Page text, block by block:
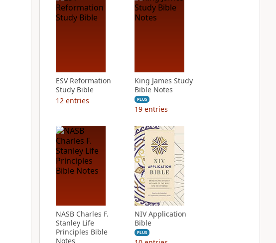
ESV Reformation
Study Bible
12 entries
King James Study
Bible Notes
PLUS
19 entries
NASB Charles F.
Stanley Life
Principles Bible
Notes
NIV Application
Bible
PLUS